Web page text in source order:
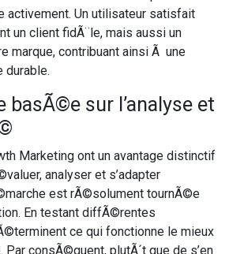
activement. Un utilisateur satisfait
un client fidÃ¨le, mais aussi un
marque, contribuant ainsi Ã une
durable.
basÃ©e sur l’analyse et
Marketing ont un avantage distinctif
analyser et s’adapter
est rÃ©solument tournÃ©e
En testant diffÃ©rentes
ce qui fonctionne le mieux
consÃ©quent, plutÃ´t que de s’en